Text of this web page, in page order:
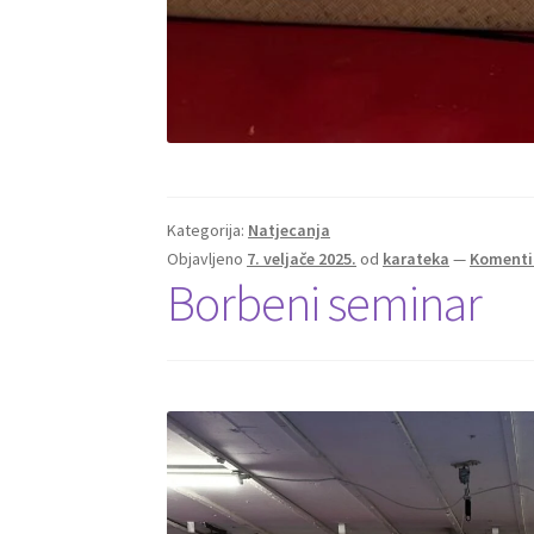
Kategorija: Natjecanja
Objavljeno 7. veljače 2025. od karateka —
Borbeni seminar